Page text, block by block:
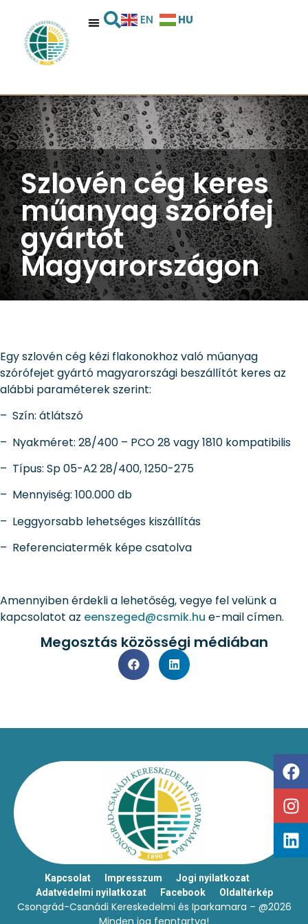
EN HU
Szlovén cég keres
műanyag szórófej
gyártót
Magyarországon
Egy szlovén cég kézi flakonokhoz való műanyag
szórófejet gyártó magyarországi beszállítót keres az
alábbi paraméterek szerint:
– Szín: átlátszó
– Nyakméret: 28/400 – PCO 28 vagy 1810 kompatibilis
– Típus: Sp 05-A2 28/400, 1250-275
– Mennyiség: 100.000 db
– Leggyorsabb lehetséges kiszállítás
– Referenciatermék képe csatolva
Amennyiben érdekli a lehetőség, vegye fel velünk a
kapcsolatot az eenszeged@csmik.hu e-mail címen.
Megosztás közösségi médiában
Kapcsolat Impresszum
Jogi nyilatkozat
Adatvédelmi nyilatkozat
Facebook Oldaltérkép
Csongrád-Csanádi Kereskedelmi és Iparkamara – @2026